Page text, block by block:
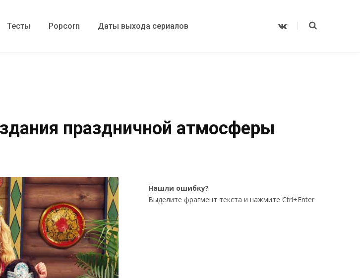
Тесты Popcorn Даты выхода сериалов
V
праздничной атмосферы
Нашли ошибку?
Выделите фрагмент текста и нажмите Ctrl+Enter